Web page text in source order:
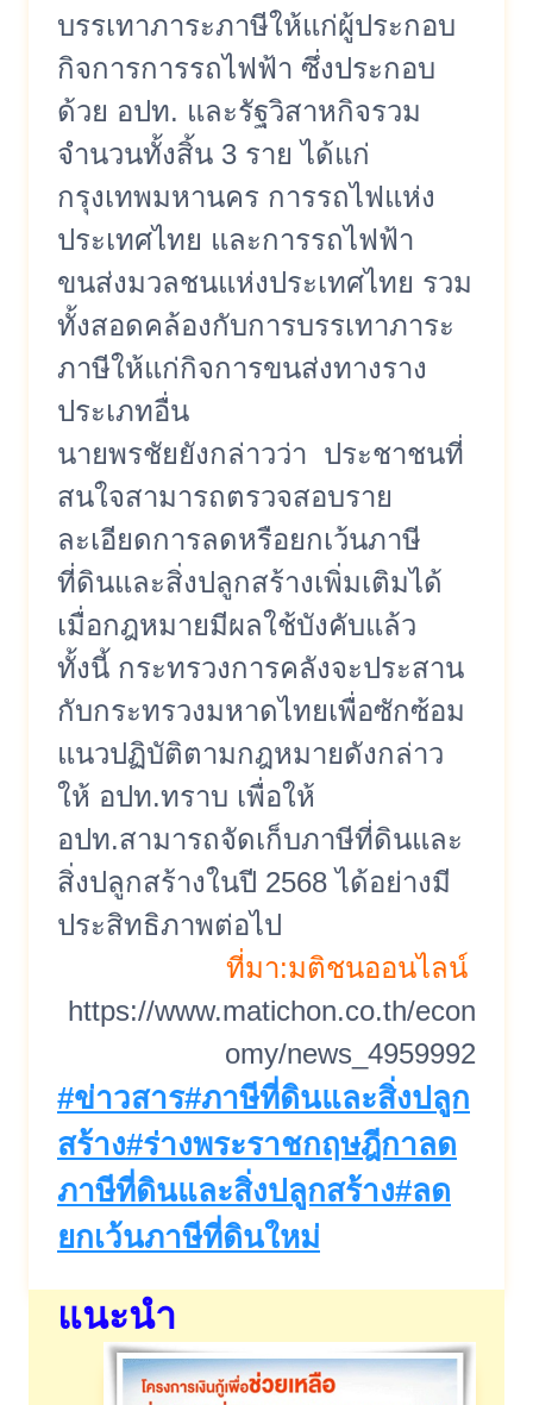
บรรเทาภาระภาษีให้แก่ผู้ประกอบ
กิจการการรถไฟฟ้า ซึ่งประกอบ
ด้วย อปท. และรัฐวิสาหกิจรวม
จำนวนทั้งสิ้น 3 ราย ได้แก่
กรุงเทพมหานคร การรถไฟแห่ง
ประเทศไทย และการรถไฟฟ้า
ขนส่งมวลชนแห่งประเทศไทย รวม
ทั้งสอดคล้องกับการบรรเทาภาระ
ภาษีให้แก่กิจการขนส่งทางราง
ประเภทอื่น
นายพรชัยยังกล่าวว่า ประชาชนที่
สนใจสามารถตรวจสอบราย
ละเอียดการลดหรือยกเว้นภาษี
ที่ดินและสิ่งปลูกสร้างเพิ่มเติมได้
เมื่อกฎหมายมีผลใช้บังคับแล้ว
ทั้งนี้ กระทรวงการคลังจะประสาน
กับกระทรวงมหาดไทยเพื่อซักซ้อม
แนวปฏิบัติตามกฎหมายดังกล่าว
ให้ อปท.ทราบ เพื่อให้
อปท.สามารถจัดเก็บภาษีที่ดินและ
สิ่งปลูกสร้างในปี 2568 ได้อย่างมี
ประสิทธิภาพต่อไป
ที่มา:มติชนออนไลน์
https://www.matichon.co.th/econ
omy/news_4959992
Post
Tags:
#ข่าวสาร#ภาษีที่ดินและสิ่งปลูก
สร้าง#ร่างพระราชกฤษฎีกาลด
ภาษีที่ดินและสิ่งปลูกสร้าง#ลด
ยกเว้นภาษีที่ดินใหม่
แนะนำ